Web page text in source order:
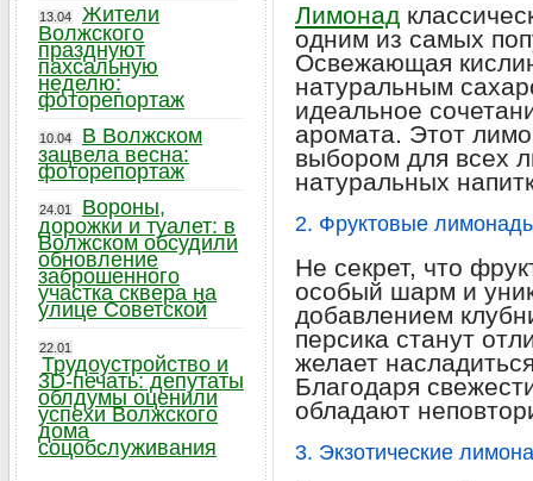
Лимонад
одним из самых
Освежающая
натуральным
идеальное
аромата. Этот
выбором для всех
натуральных
2. Фруктовые
Не секрет, что
особый шарм и
добавлением
персика станут
желает
Благодаря
обладают
3. Экзотические
13.04
Жители
Волжского
празднуют
пахсальную
неделю:
фоторепортаж
10.04
В Волжском
зацвела весна:
фоторепортаж
24.01
Вороны,
дорожки и туалет: в
Волжском обсудили
обновление
заброшенного
участка сквера на
улице Советской
22.01
Трудоустройство и
3D-печать: депутаты
облдумы оценили
успехи Волжского
дома
соцобслуживания